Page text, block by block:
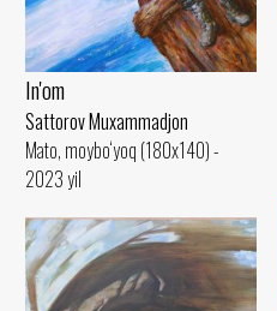
In'om
Sattorov Muxammadjon
Mato, moybo‘yoq (180x140) -
2023 yil